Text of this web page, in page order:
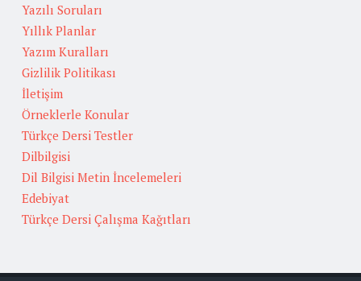
Yazılı Soruları
Yıllık Planlar
Yazım Kuralları
Gizlilik Politikası
İletişim
Örneklerle Konular
Türkçe Dersi Testler
Dilbilgisi
Dil Bilgisi Metin İncelemeleri
Edebiyat
Türkçe Dersi Çalışma Kağıtları